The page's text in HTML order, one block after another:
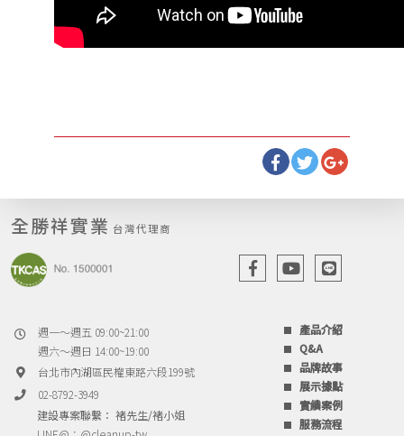
全勝祥實業 台灣代理商
週一～週五 09:00~21:00
週六～週日 14:00~19:00
台北市內湖區民權東路六段199號
02-8792-3949
建設專案聯繫： 褚先生/褚小姐
產品介紹
Q&A
品牌故事
展示據點
實績案例
服務流程